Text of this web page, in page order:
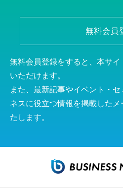
無料会員
無料会員登録をすると、本サ
いただけます。
また、最新記事やイベント・
ネスに役立つ情報を掲載した
たします。